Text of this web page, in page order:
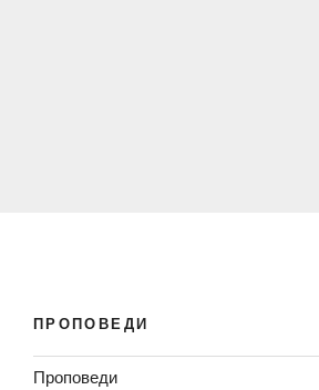
ПРОПОВЕДИ
Проповеди